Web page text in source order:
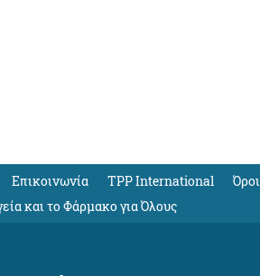
Eπικοινωνία TPP International
και το Φάρμακο για Όλους